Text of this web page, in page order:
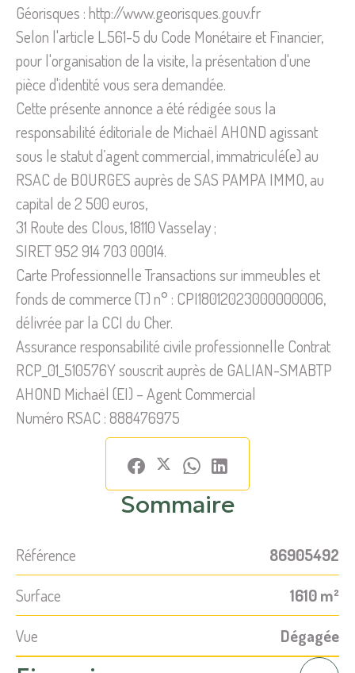
Géorisques : http://www.georisques.gouv.fr
Selon l'article L.561-5 du Code Monétaire et Financier,
pour l'organisation de la visite, la présentation d'une
pièce d'identité vous sera demandée.
Cette présente annonce a été rédigée sous la
responsabilité éditoriale de Michaël AHOND agissant
sous le statut d’agent commercial, immatriculé(e) au
RSAC de BOURGES auprès de SAS PAMPA IMMO, au
capital de 2 500 euros,
31 Route des Clous, 18110 Vasselay ;
SIRET 952 914 703 00014.
Carte Professionnelle Transactions sur immeubles et
fonds de commerce (T) n° : CPI18012023000000006,
délivrée par la CCI du Cher.
Assurance responsabilité civile professionnelle Contrat
RCP_01_510576Y souscrit auprès de GALIAN-SMABTP
AHOND Michaël (EI) – Agent Commercial
Numéro RSAC : 888476975
Sommaire
Référence
86905492
Surface
1610 m²
Vue
Dégagée